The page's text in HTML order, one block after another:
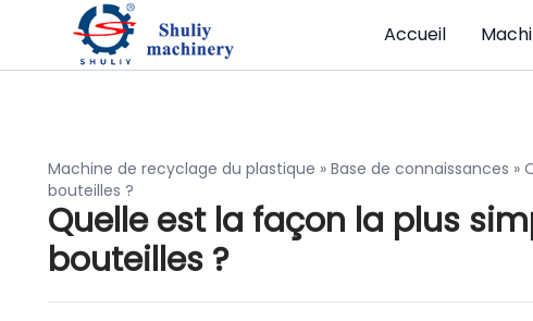
Accueil
Machine de recyclage du plastique » Base de connaissances »
bouteilles ?
Quelle est la façon la plus
bouteilles ?